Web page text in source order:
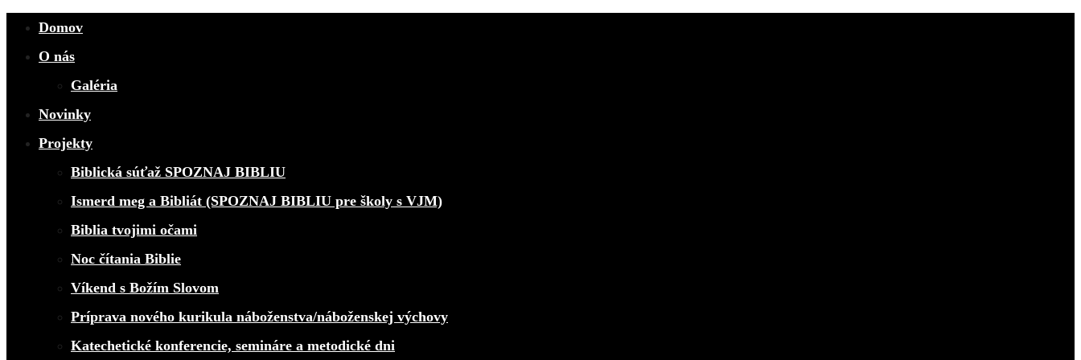
Domov
O nás
Galéria
Novinky
Projekty
Biblická súťaž SPOZNAJ BIBLIU
Ismerd meg a Bibliát (SPOZNAJ BIBLIU pre školy s VJM)
Biblia tvojimi očami
Noc čítania Biblie
Víkend s Božím Slovom
Príprava nového kurikula náboženstva/náboženskej výchovy
Katechetické konferencie, semináre a metodické dni